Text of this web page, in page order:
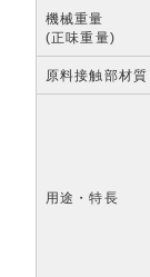
機械重量
(正味重量)
原料接触部材質
用途・特長